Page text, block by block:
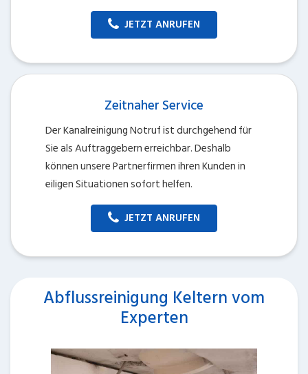
JETZT ANRUFEN
Zeitnaher Service
Der Kanalreinigung Notruf ist durchgehend für
Sie als Auftraggebern erreichbar. Deshalb
können unsere Partnerfirmen ihren Kunden in
eiligen Situationen sofort helfen.
JETZT ANRUFEN
Abflussreinigung Keltern vom
Experten